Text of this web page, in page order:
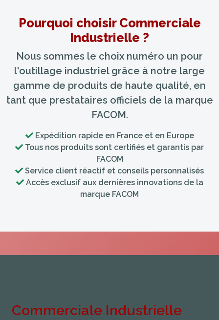
Pourquoi choisir Commerciale
Industrielle ?
Nous sommes le choix numéro un pour
l'outillage industriel grâce à notre large
gamme de produits de haute qualité, en
tant que prestataires officiels de la marque
FACOM.
Expédition rapide en France et en Europe
Tous nos produits sont certifiés et garantis par
FACOM
Service client réactif et conseils personnalisés
Accès exclusif aux dernières innovations de la
marque FACOM
Commerciale Industrielle